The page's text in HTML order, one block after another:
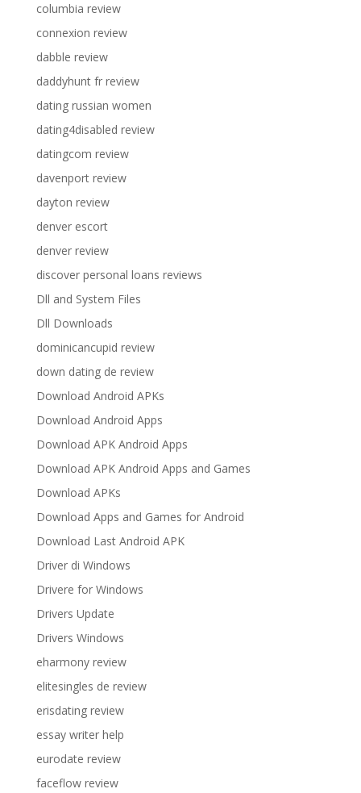
columbia review
connexion review
dabble review
daddyhunt fr review
dating russian women
dating4disabled review
datingcom review
davenport review
dayton review
denver escort
denver review
discover personal loans reviews
Dll and System Files
Dll Downloads
dominicancupid review
down dating de review
Download Android APKs
Download Android Apps
Download APK Android Apps
Download APK Android Apps and Games
Download APKs
Download Apps and Games for Android
Download Last Android APK
Driver di Windows
Drivere for Windows
Drivers Update
Drivers Windows
eharmony review
elitesingles de review
erisdating review
essay writer help
eurodate review
faceflow review